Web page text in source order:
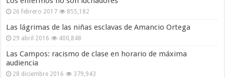
26 febrero 2017 855,182
Las lágrimas de las niñas esclavas de Amancio Ortega
29 abril 2016 400,848
Las Campos: racismo de clase en horario de máxima
audiencia
28 diciembre 2016 379,943